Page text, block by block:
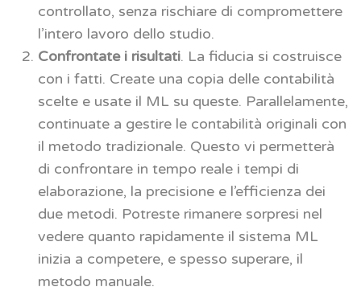
controllato, senza rischiare di compromettere
l’intero lavoro dello studio.
Confrontate i risultati. La fiducia si costruisce
con i fatti. Create una copia delle contabilità
scelte e usate il ML su queste. Parallelamente,
continuate a gestire le contabilità originali con
il metodo tradizionale. Questo vi permetterà
di confrontare in tempo reale i tempi di
elaborazione, la precisione e l’efficienza dei
due metodi. Potreste rimanere sorpresi nel
vedere quanto rapidamente il sistema ML
inizia a competere, e spesso superare, il
metodo manuale.